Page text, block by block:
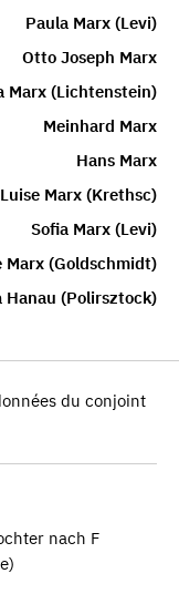
Paula Marx (Levi)
Otto Joseph Marx
Marx (Lichtenstein)
Meinhard Marx
Hans Marx
Luise Marx (Krethsc)
Sofia Marx (Levi)
Marx (Goldschmidt)
Hanau (Polirsztock)
du conjoint
nach F